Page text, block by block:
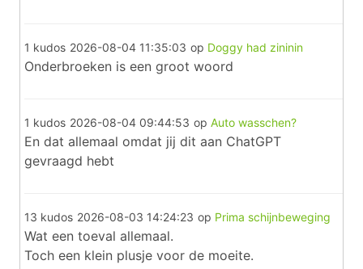
1 kudos 2026-08-04 11:35:03 op Doggy had zininin
Onderbroeken is een groot woord
1 kudos 2026-08-04 09:44:53 op Auto wasschen?
En dat allemaal omdat jij dit aan ChatGPT
gevraagd hebt
13 kudos 2026-08-03 14:24:23 op Prima schijnbeweging
Wat een toeval allemaal.
Toch een klein plusje voor de moeite.